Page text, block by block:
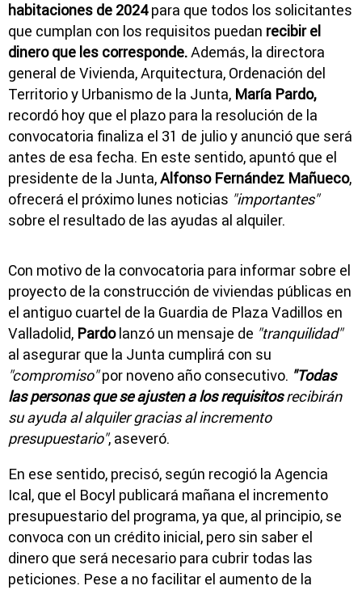
habitaciones de 2024para que todos los solicitantes
que cumplan con los requisitos puedan recibir el
dinero que les corresponde.Además, la directora
general de Vivienda, Arquitectura, Ordenación del
Territorio y Urbanismo de la Junta, María Pardo,
recordó hoy que el plazo para la resolución de la
convocatoria finaliza el 31 de julio y anunció que será
antes de esa fecha. En este sentido, apuntó que el
presidente de la Junta,Alfonso Fernández Mañueco,
ofrecerá el próximo lunes noticias "importantes"
sobre el resultado de las ayudas al alquiler.
Con motivo de la convocatoria para informar sobre el
proyecto de la construcción de viviendas públicas en
el antiguo cuartel de la Guardia de Plaza Vadillos en
Valladolid, Pardolanzó un mensaje de "tranquilidad"
al asegurar que la Junta cumplirá con su
"compromiso"por noveno año consecutivo. "Todas
las personas que se ajusten a los requisitosrecibirán
su ayuda al alquiler gracias al incremento
presupuestario", aseveró.
En ese sentido, precisó, según recogió la Agencia
Ical, que el Bocyl publicará mañana el incremento
presupuestario del programa, ya que, al principio, se
convoca con un crédito inicial, pero sin saber el
dinero que será necesario para cubrir todas las
peticiones. Pese a no facilitar el aumento de la